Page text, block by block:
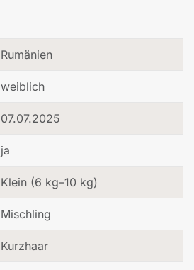
Rumänien
weiblich
07.07.2025
ja
Klein (6 kg–10 kg)
Mischling
Kurzhaar